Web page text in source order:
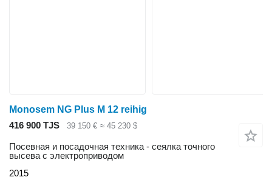
Monosem NG Plus M 12 reihig
416 900 TJS
39 150 € ≈ 45 230 $
Посевная и посадочная техника - сеялка точного
высева с электроприводом
2015